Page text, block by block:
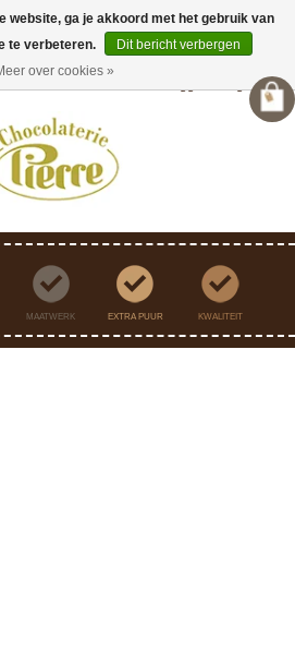
Registreren
MAATWERK EXTRA PUUR KWALITEIT
website, ga je akkoord met het gebruik van
te verbeteren.
Dit bericht verbergen
over cookies »